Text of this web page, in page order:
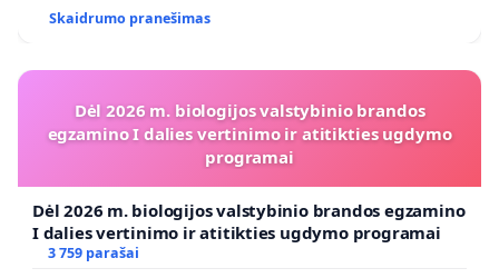
Skaidrumo pranešimas
Dėl 2026 m. biologijos valstybinio brandos
egzamino I dalies vertinimo ir atitikties ugdymo
programai
Dėl 2026 m. biologijos valstybinio brandos egzamino
I dalies vertinimo ir atitikties ugdymo programai
3 759 parašai